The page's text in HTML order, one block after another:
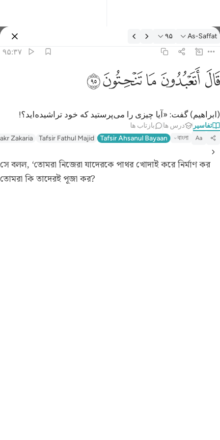
تفسیر: As-Saffat ۹۵:۳۷
As-Saffat ۹۵
۹۵:۳۷
قال اتعبدون ما تنحتون ٩٥
قَالَ أَتَعْبُدُونَ مَا تَنْحِتُونَ ٩٥
ﲟﲠﲡﲢﲣ
(ابراهیم) گفت: «آیا چیزی را می‌پرستید که خود تراشیده‌اید؟!
تفاسیر درس ها بازتاب ها
Aa
বাংলা
Tafsir Ahsanul Bayaan
Tafsir Fathul Majid
Zakaria
সে বলল, ‘তোমরা নিজেরা যাদেরকে পাথর খোদাই করে নির্মাণ কর
তোমরা কি তাদেরই পূজা কর?